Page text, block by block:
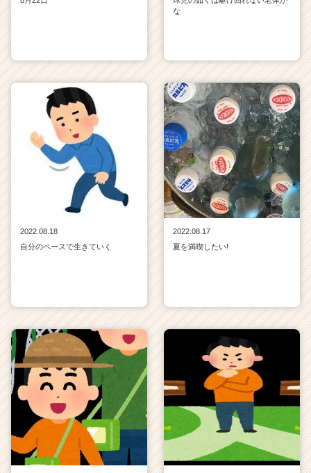
な
2022.08.18
自分のペースで生きていく
2022.08.17
夏を満喫したい!